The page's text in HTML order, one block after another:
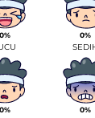
0% 0%
0% 0%